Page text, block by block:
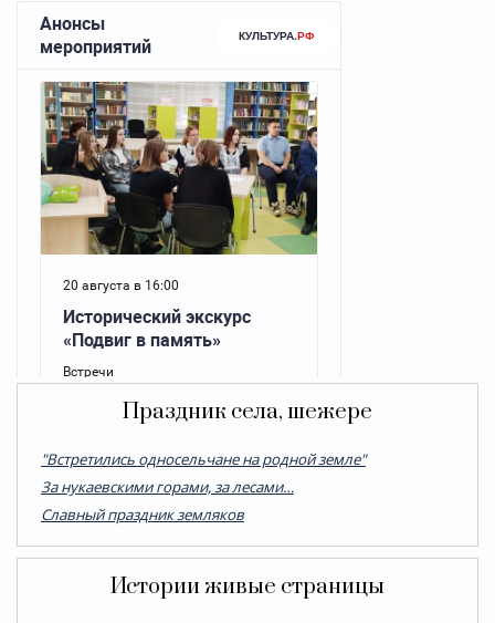
Праздник села, шежере
"Встретились односельчане на родной земле"
За нукаевскими горами, за лесами…
Cлавный праздник земляков
Истории живые страницы